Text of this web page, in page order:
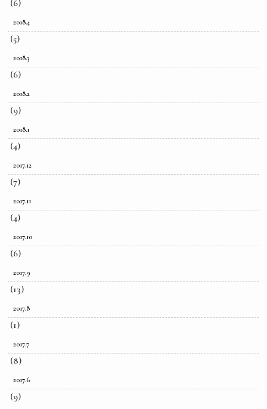
(6)
2018.4
(5)
2018.3
(6)
2018.2
(9)
2018.1
(4)
2017.12
(7)
2017.11
(4)
2017.10
(6)
2017.9
(13)
2017.8
(1)
2017.7
(8)
2017.6
(9)